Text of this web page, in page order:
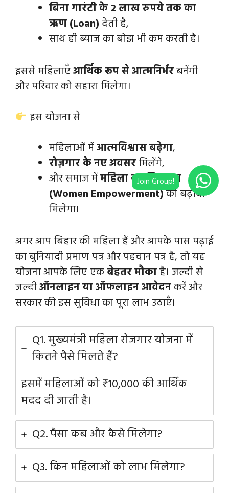
बिना गारंटी के 2 लाख रुपये तक का
ऋण (Loan)देती है,
साथ ही ब्याज का बोझ भी कम करती है।
इससे महिलाएँआर्थिक रूप से आत्मनिर्भरबनेंगी
और परिवार को सहारा मिलेगा।
इस योजना से
महिलाओं मेंआत्मविश्वास बढ़ेगा,
रोज़गार के नए अवसरमिलेंगे,
और समाज मेंमहिला सशक्तिकरण
(Women Empowerment)को बढ़ावा
मिलेगा।
अगर आप बिहार की महिला हैं और आपके पास पढ़ाई
का बुनियादी प्रमाण पत्र और पहचान पत्र है, तो यह
योजना आपके लिए एकबेहतर मौकाहै। जल्दी से
जल्दीऑनलाइन या ऑफलाइन आवेदनकरें और
सरकार की इस सुविधा का पूरा लाभ उठाएँ।
Q1. मुख्यमंत्री महिला रोजगार योजना में
कितने पैसे मिलते हैं?
इसमें महिलाओं को ₹10,000 की आर्थिक
मदद दी जाती है।
Q2. पैसा कब और कैसे मिलेगा?
Q3. किन महिलाओं को लाभ मिलेगा?